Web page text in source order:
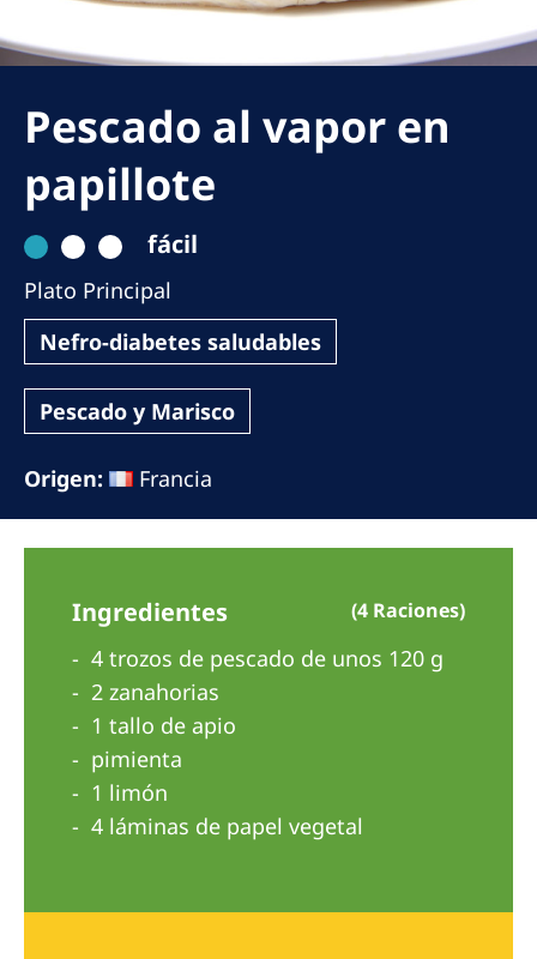
Russia
Serbia
Slovenia
Spain
Sweden
Switzerland
United Kingdom
Asia Pacific
Australia
North America
United States of America
NephroCare International
Global Website
Pescado al vapor en
papillote
fácil
Plato Principal
Nefro-diabetes saludables
Pescado y Marisco
Origen: Francia
Ingredientes (4 Raciones)
4 trozos de pescado de unos 120 g
2 zanahorias
1 tallo de apio
pimienta
1 limón
4 láminas de papel vegetal